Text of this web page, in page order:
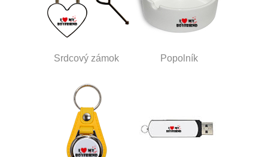
Srdcový zámok Popolník